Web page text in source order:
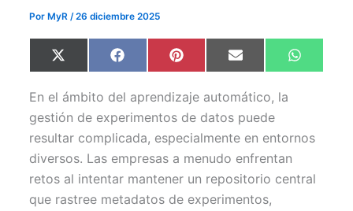
Por MyR/26 diciembre 2025
Compartir
en
X
(
w
i
t
t
e
)
Compartir
en
F
a
e
b
o
o
k
Compartir
en
P
i
t
e
r
e
s
Compartir
en
E
m
i
l
en
W
h
p
En el ámbito del aprendizaje automático, la
gestión de experimentos de datos puede
resultar complicada, especialmente en entornos
diversos. Las empresas a menudo enfrentan
retos al intentar mantener un repositorio central
que rastree metadatos de experimentos,